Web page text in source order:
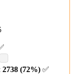
2738 (72%) ✅